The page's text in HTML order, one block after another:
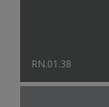
RN.01.38